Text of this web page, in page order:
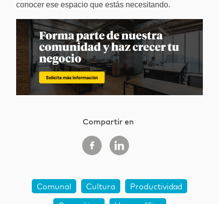
conocer ese espacio que estás necesitando.
Compartir en
Comunal Cultura Productividad